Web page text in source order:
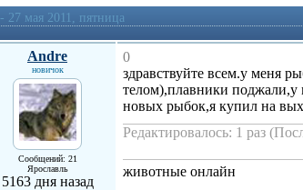
- 27 мая 2011, пятница
Andre
новичок
Сообщений: 21
Ярославль
5163 дня назад
0
здравствуйте всем.у меня
телом),плавники поджали,у
новых рыбок,я купил на
Редактировалось: 1 раз
животные онлайн